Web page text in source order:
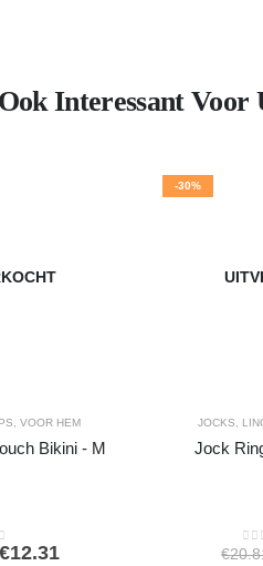
Interessant Voor
,VOOR HEM
Bikini - M
5
Oorspronkelijke
€12.31Huidige
-30%
JOCKS
Jock
0
€